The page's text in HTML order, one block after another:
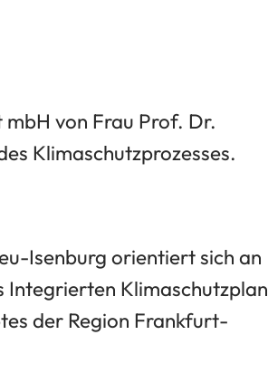
von Frau Prof. Dr.
Klimaschutzprozesses.
Isenburg orientiert sich an
Integrierten Klimaschutzplan
der Region Frankfurt-